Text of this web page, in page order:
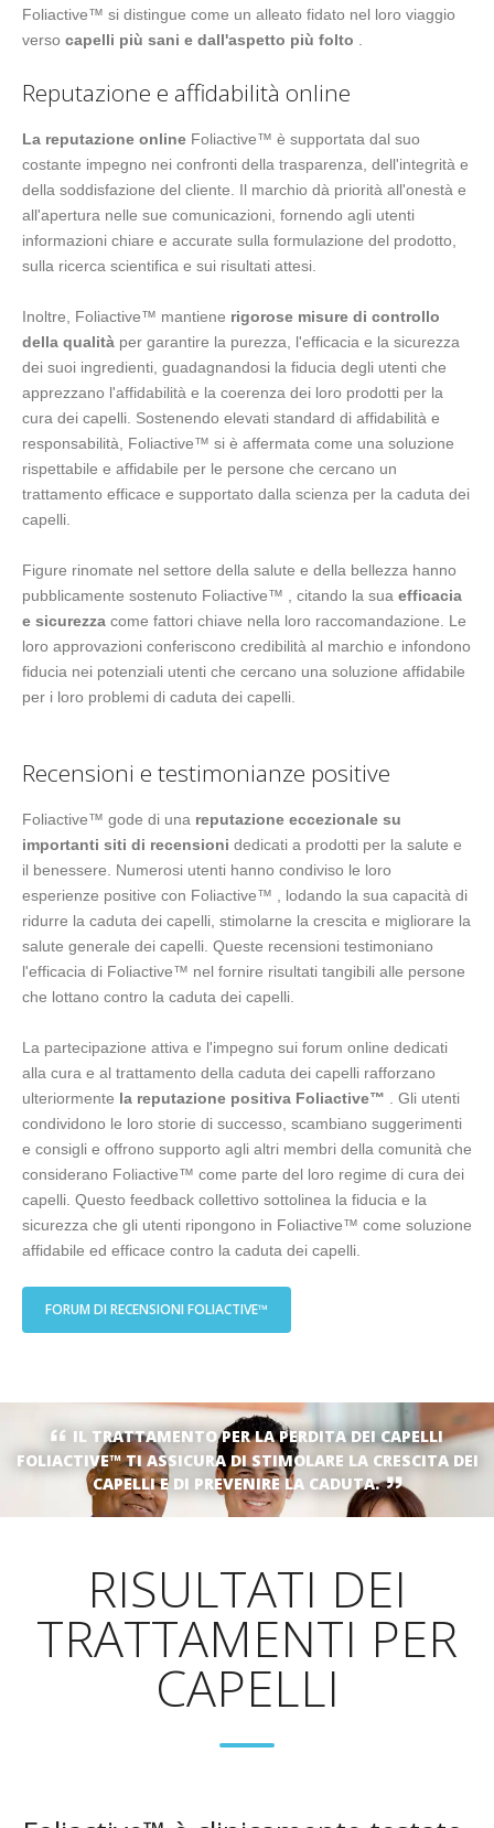
Foliactive™ si distingue come un alleato fidato nel loro viaggio
verso capelli più sani e dall'aspetto più folto .
Reputazione e affidabilità online
La reputazione online Foliactive™ è supportata dal suo
costante impegno nei confronti della trasparenza, dell'integrità e
della soddisfazione del cliente. Il marchio dà priorità all'onestà e
all'apertura nelle sue comunicazioni, fornendo agli utenti
informazioni chiare e accurate sulla formulazione del prodotto,
sulla ricerca scientifica e sui risultati attesi.
Inoltre, Foliactive™ mantiene rigorose misure di controllo
della qualità per garantire la purezza, l'efficacia e la sicurezza
dei suoi ingredienti, guadagnandosi la fiducia degli utenti che
apprezzano l'affidabilità e la coerenza dei loro prodotti per la
cura dei capelli. Sostenendo elevati standard di affidabilità e
responsabilità, Foliactive™ si è affermata come una soluzione
rispettabile e affidabile per le persone che cercano un
trattamento efficace e supportato dalla scienza per la caduta dei
capelli.
Figure rinomate nel settore della salute e della bellezza hanno
pubblicamente sostenuto Foliactive™ , citando la sua efficacia
e sicurezza come fattori chiave nella loro raccomandazione. Le
loro approvazioni conferiscono credibilità al marchio e infondono
fiducia nei potenziali utenti che cercano una soluzione affidabile
per i loro problemi di caduta dei capelli.
Recensioni e testimonianze positive
Foliactive™ gode di una reputazione eccezionale su
importanti siti di recensioni dedicati a prodotti per la salute e
il benessere. Numerosi utenti hanno condiviso le loro
esperienze positive con Foliactive™ , lodando la sua capacità di
ridurre la caduta dei capelli, stimolarne la crescita e migliorare la
salute generale dei capelli. Queste recensioni testimoniano
l'efficacia di Foliactive™ nel fornire risultati tangibili alle persone
che lottano contro la caduta dei capelli.
La partecipazione attiva e l'impegno sui forum online dedicati
alla cura e al trattamento della caduta dei capelli rafforzano
ulteriormente la reputazione positiva Foliactive™ . Gli utenti
condividono le loro storie di successo, scambiano suggerimenti
e consigli e offrono supporto agli altri membri della comunità che
considerano Foliactive™ come parte del loro regime di cura dei
capelli. Questo feedback collettivo sottolinea la fiducia e la
sicurezza che gli utenti ripongono in Foliactive™ come soluzione
affidabile ed efficace contro la caduta dei capelli.
FORUM DI RECENSIONI FOLIACTIVE™
IL TRATTAMENTO PER LA PERDITA DEI CAPELLI
FOLIACTIVE™ TI ASSICURA DI STIMOLARE LA CRESCITA DEI
CAPELLI E DI PREVENIRE LA CADUTA.
RISULTATI DEI
TRATTAMENTI PER
CAPELLI